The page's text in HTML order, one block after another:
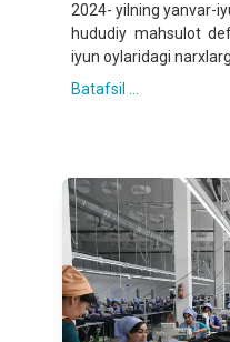
2024- yilning yanvar-
hududiy mahsulot
iyun oylaridagi
Batafsil ...